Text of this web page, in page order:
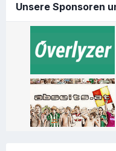
Unsere Sponsoren